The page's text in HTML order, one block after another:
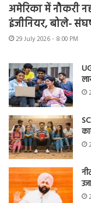
अमेरिका में नौकरी
इंजीनियर, बोले-
29 July 2026 - 8:00 PM